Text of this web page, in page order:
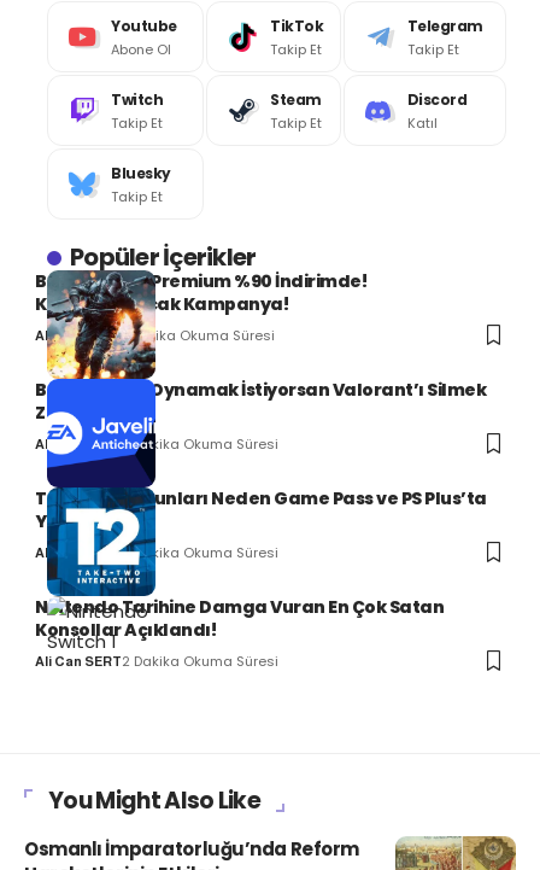
Youtube
Abone Ol
TikTok
Takip Et
Telegram
Takip Et
Twitch
Takip Et
Steam
Takip Et
Discord
Katıl
Bluesky
Takip Et
Popüler İçerikler
Battlefield 4 Premium %90 İndirimde!
Kaçırılmayacak Kampanya!
Ali Can SERT1 Dakika Okuma Süresi
Battlefield 6 Oynamak İstiyorsan Valorant’ı Silmek
Zorundasın!
Ali Can SERT2 Dakika Okuma Süresi
Take-Two Oyunları Neden Game Pass ve PS Plus’ta
Yok?
Ali Can SERT2 Dakika Okuma Süresi
Nintendo Tarihine Damga Vuran En Çok Satan
Konsollar Açıklandı!
Ali Can SERT2 Dakika Okuma Süresi
You Might Also Like
Osmanlı İmparatorluğu’nda Reform